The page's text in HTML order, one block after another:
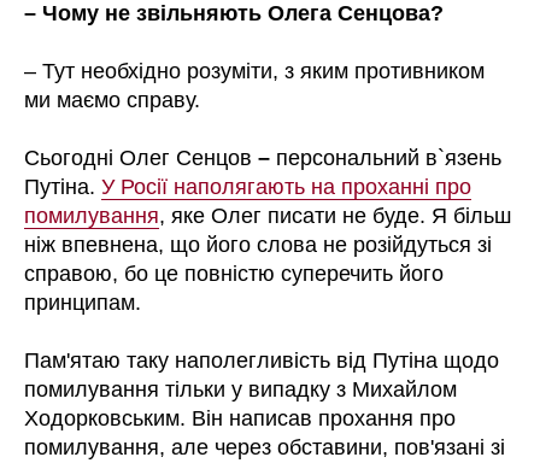
– Чому не звільняють Олега Сенцова?
– Тут необхідно розуміти, з яким противником
ми маємо справу.
Сьогодні Олег Сенцов– персональний в`язень
Путіна.У Росії наполягають на проханні про
помилування, яке Олег писати не буде. Я більш
ніж впевнена, що його слова не розійдуться зі
справою, бо це повністю суперечить його
принципам.
Пам'ятаю таку наполегливість від Путіна щодо
помилування тільки у випадку з Михайлом
Ходорковським. Він написав прохання про
помилування, але через обставини, пов'язані зі